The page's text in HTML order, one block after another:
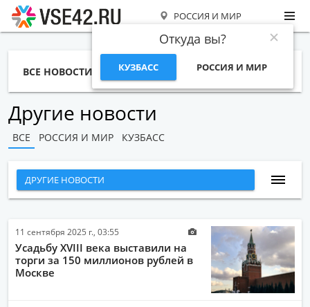
РОССИЯ И МИР
Откуда вы?
КУЗБАСС РОССИЯ И МИР
ВСЕ НОВОСТИ СТАТЬИ ТЕМЫ ФОТО
Другие новости
ВСЕ РОССИЯ И МИР КУЗБАСС
ВСЕ НОВОСТИ
НАРОДНЫЕ НОВОСТИ
НОВОСТИ С ВИДЕО
НОВОСТИ КОМПАНИЙ
ДРУГИЕ НОВОСТИ
11 сентября 2025 г., 03:55
Усадьбу XVIII века выставили на
торги за 150 миллионов рублей в
Москве